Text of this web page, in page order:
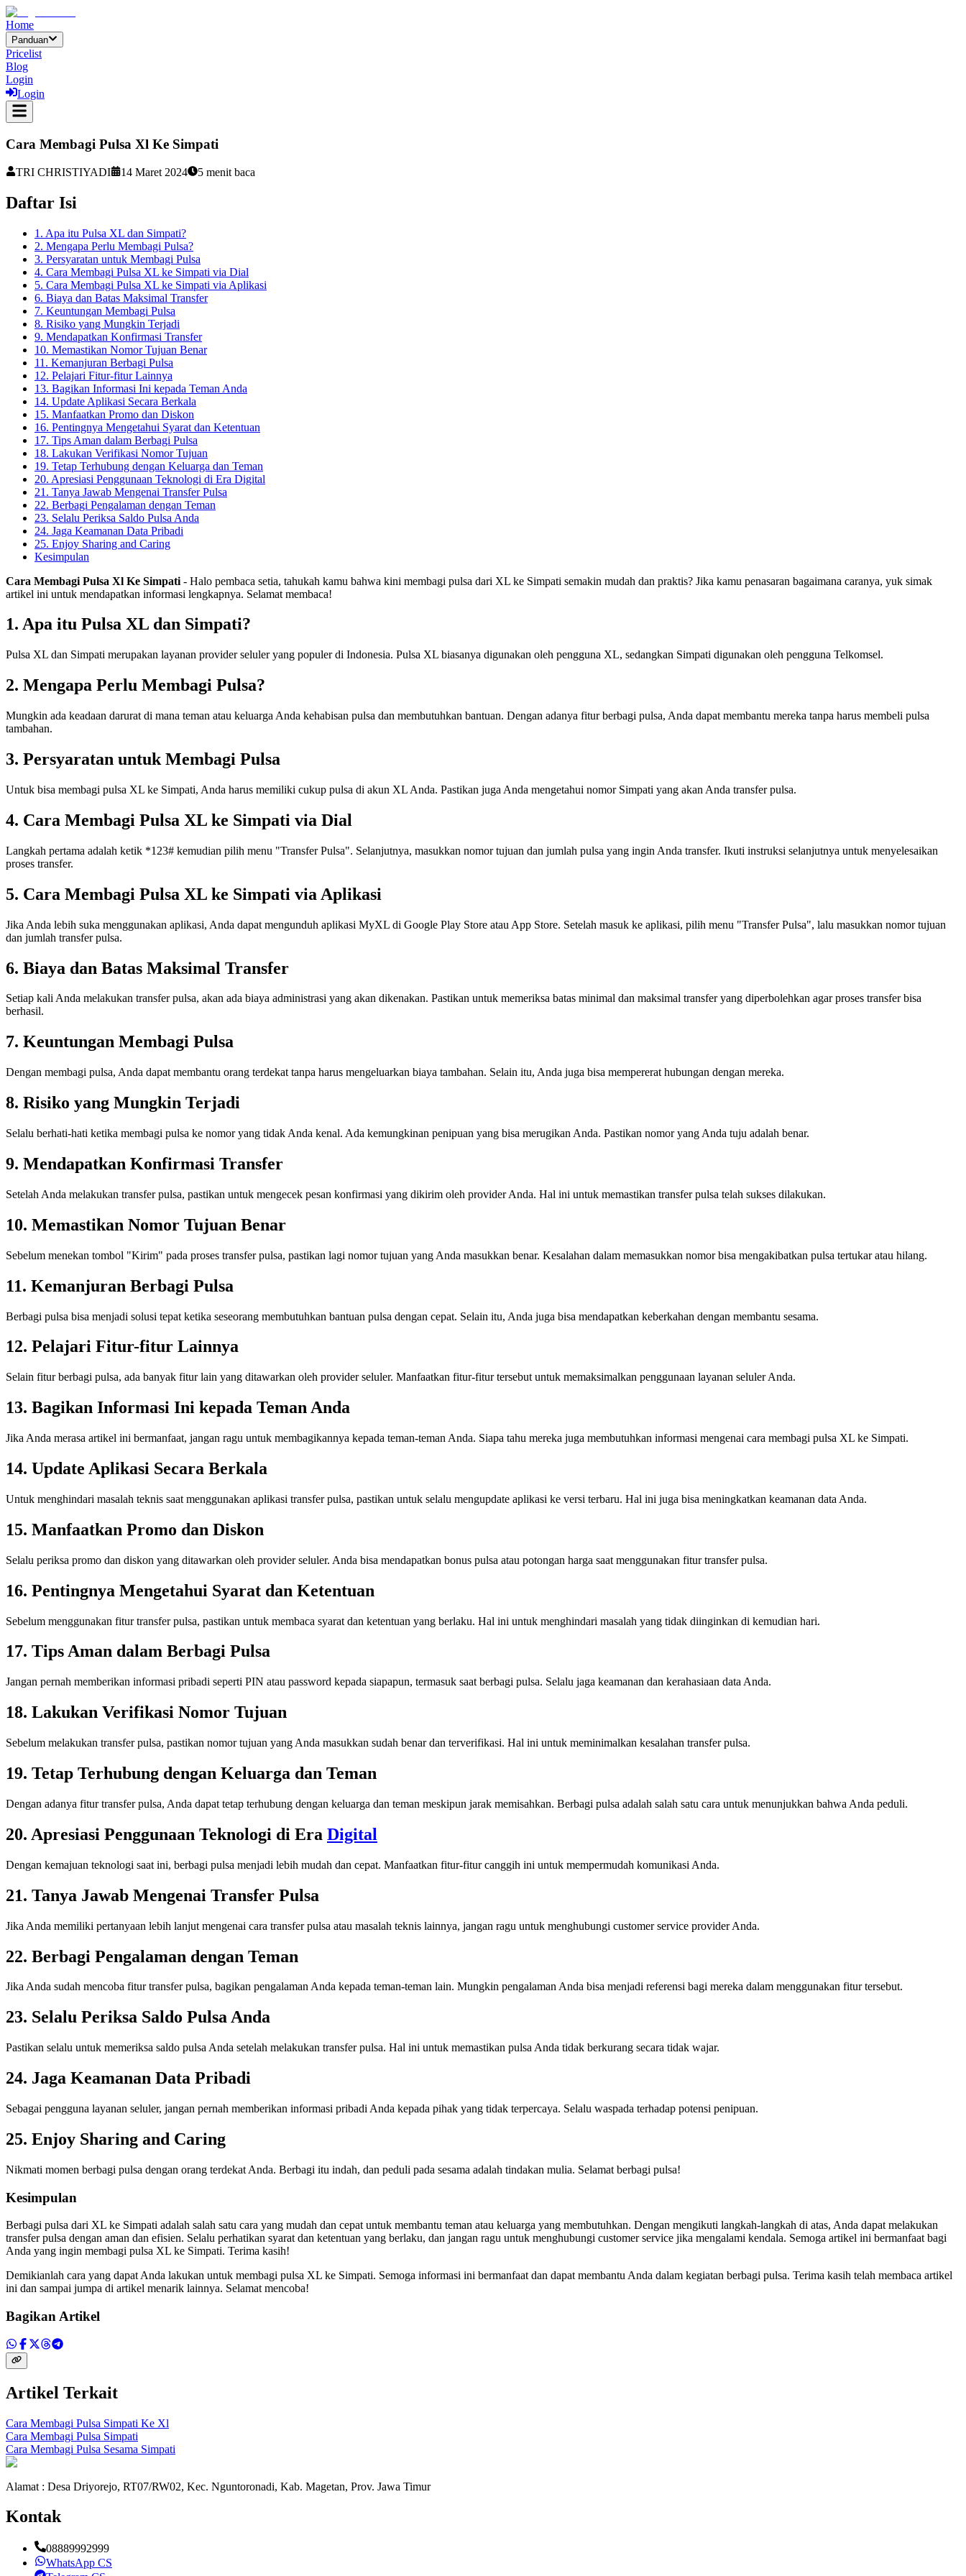
Home
Panduan
Pricelist
Blog
Login
Login
Cara Membagi Pulsa Xl Ke Simpati
TRI CHRISTIYADI 14 Maret 2024 5 menit baca
Daftar Isi
1. Apa itu Pulsa XL dan Simpati?
2. Mengapa Perlu Membagi Pulsa?
3. Persyaratan untuk Membagi Pulsa
4. Cara Membagi Pulsa XL ke Simpati via Dial
5. Cara Membagi Pulsa XL ke Simpati via Aplikasi
6. Biaya dan Batas Maksimal Transfer
7. Keuntungan Membagi Pulsa
8. Risiko yang Mungkin Terjadi
9. Mendapatkan Konfirmasi Transfer
10. Memastikan Nomor Tujuan Benar
11. Kemanjuran Berbagi Pulsa
12. Pelajari Fitur-fitur Lainnya
13. Bagikan Informasi Ini kepada Teman Anda
14. Update Aplikasi Secara Berkala
15. Manfaatkan Promo dan Diskon
16. Pentingnya Mengetahui Syarat dan Ketentuan
17. Tips Aman dalam Berbagi Pulsa
18. Lakukan Verifikasi Nomor Tujuan
19. Tetap Terhubung dengan Keluarga dan Teman
20. Apresiasi Penggunaan Teknologi di Era Digital
21. Tanya Jawab Mengenai Transfer Pulsa
22. Berbagi Pengalaman dengan Teman
23. Selalu Periksa Saldo Pulsa Anda
24. Jaga Keamanan Data Pribadi
25. Enjoy Sharing and Caring
Kesimpulan
Cara Membagi Pulsa Xl Ke Simpati - Halo pembaca setia, tahukah kamu bahwa kini membagi pulsa dari XL ke Simpati semakin mudah dan praktis? Jika kamu penasaran bagaimana caranya, yuk simak
artikel ini untuk mendapatkan informasi lengkapnya. Selamat membaca!
1. Apa itu Pulsa XL dan Simpati?
Pulsa XL dan Simpati merupakan layanan provider seluler yang populer di Indonesia. Pulsa XL biasanya digunakan oleh pengguna XL, sedangkan Simpati digunakan oleh pengguna Telkomsel.
2. Mengapa Perlu Membagi Pulsa?
Mungkin ada keadaan darurat di mana teman atau keluarga Anda kehabisan pulsa dan membutuhkan bantuan. Dengan adanya fitur berbagi pulsa, Anda dapat membantu mereka tanpa harus membeli pulsa
tambahan.
3. Persyaratan untuk Membagi Pulsa
Untuk bisa membagi pulsa XL ke Simpati, Anda harus memiliki cukup pulsa di akun XL Anda. Pastikan juga Anda mengetahui nomor Simpati yang akan Anda transfer pulsa.
4. Cara Membagi Pulsa XL ke Simpati via Dial
Langkah pertama adalah ketik *123# kemudian pilih menu "Transfer Pulsa". Selanjutnya, masukkan nomor tujuan dan jumlah pulsa yang ingin Anda transfer. Ikuti instruksi selanjutnya untuk menyelesaikan
proses transfer.
5. Cara Membagi Pulsa XL ke Simpati via Aplikasi
Jika Anda lebih suka menggunakan aplikasi, Anda dapat mengunduh aplikasi MyXL di Google Play Store atau App Store. Setelah masuk ke aplikasi, pilih menu "Transfer Pulsa", lalu masukkan nomor tujuan
dan jumlah transfer pulsa.
6. Biaya dan Batas Maksimal Transfer
Setiap kali Anda melakukan transfer pulsa, akan ada biaya administrasi yang akan dikenakan. Pastikan untuk memeriksa batas minimal dan maksimal transfer yang diperbolehkan agar proses transfer bisa
berhasil.
7. Keuntungan Membagi Pulsa
Dengan membagi pulsa, Anda dapat membantu orang terdekat tanpa harus mengeluarkan biaya tambahan. Selain itu, Anda juga bisa mempererat hubungan dengan mereka.
8. Risiko yang Mungkin Terjadi
Selalu berhati-hati ketika membagi pulsa ke nomor yang tidak Anda kenal. Ada kemungkinan penipuan yang bisa merugikan Anda. Pastikan nomor yang Anda tuju adalah benar.
9. Mendapatkan Konfirmasi Transfer
Setelah Anda melakukan transfer pulsa, pastikan untuk mengecek pesan konfirmasi yang dikirim oleh provider Anda. Hal ini untuk memastikan transfer pulsa telah sukses dilakukan.
10. Memastikan Nomor Tujuan Benar
Sebelum menekan tombol "Kirim" pada proses transfer pulsa, pastikan lagi nomor tujuan yang Anda masukkan benar. Kesalahan dalam memasukkan nomor bisa mengakibatkan pulsa tertukar atau hilang.
11. Kemanjuran Berbagi Pulsa
Berbagi pulsa bisa menjadi solusi tepat ketika seseorang membutuhkan bantuan pulsa dengan cepat. Selain itu, Anda juga bisa mendapatkan keberkahan dengan membantu sesama.
12. Pelajari Fitur-fitur Lainnya
Selain fitur berbagi pulsa, ada banyak fitur lain yang ditawarkan oleh provider seluler. Manfaatkan fitur-fitur tersebut untuk memaksimalkan penggunaan layanan seluler Anda.
13. Bagikan Informasi Ini kepada Teman Anda
Jika Anda merasa artikel ini bermanfaat, jangan ragu untuk membagikannya kepada teman-teman Anda. Siapa tahu mereka juga membutuhkan informasi mengenai cara membagi pulsa XL ke Simpati.
14. Update Aplikasi Secara Berkala
Untuk menghindari masalah teknis saat menggunakan aplikasi transfer pulsa, pastikan untuk selalu mengupdate aplikasi ke versi terbaru. Hal ini juga bisa meningkatkan keamanan data Anda.
15. Manfaatkan Promo dan Diskon
Selalu periksa promo dan diskon yang ditawarkan oleh provider seluler. Anda bisa mendapatkan bonus pulsa atau potongan harga saat menggunakan fitur transfer pulsa.
16. Pentingnya Mengetahui Syarat dan Ketentuan
Sebelum menggunakan fitur transfer pulsa, pastikan untuk membaca syarat dan ketentuan yang berlaku. Hal ini untuk menghindari masalah yang tidak diinginkan di kemudian hari.
17. Tips Aman dalam Berbagi Pulsa
Jangan pernah memberikan informasi pribadi seperti PIN atau password kepada siapapun, termasuk saat berbagi pulsa. Selalu jaga keamanan dan kerahasiaan data Anda.
18. Lakukan Verifikasi Nomor Tujuan
Sebelum melakukan transfer pulsa, pastikan nomor tujuan yang Anda masukkan sudah benar dan terverifikasi. Hal ini untuk meminimalkan kesalahan transfer pulsa.
19. Tetap Terhubung dengan Keluarga dan Teman
Dengan adanya fitur transfer pulsa, Anda dapat tetap terhubung dengan keluarga dan teman meskipun jarak memisahkan. Berbagi pulsa adalah salah satu cara untuk menunjukkan bahwa Anda peduli.
20. Apresiasi Penggunaan Teknologi di Era Digital
Dengan kemajuan teknologi saat ini, berbagi pulsa menjadi lebih mudah dan cepat. Manfaatkan fitur-fitur canggih ini untuk mempermudah komunikasi Anda.
21. Tanya Jawab Mengenai Transfer Pulsa
Jika Anda memiliki pertanyaan lebih lanjut mengenai cara transfer pulsa atau masalah teknis lainnya, jangan ragu untuk menghubungi customer service provider Anda.
22. Berbagi Pengalaman dengan Teman
Jika Anda sudah mencoba fitur transfer pulsa, bagikan pengalaman Anda kepada teman-teman lain. Mungkin pengalaman Anda bisa menjadi referensi bagi mereka dalam menggunakan fitur tersebut.
23. Selalu Periksa Saldo Pulsa Anda
Pastikan selalu untuk memeriksa saldo pulsa Anda setelah melakukan transfer pulsa. Hal ini untuk memastikan pulsa Anda tidak berkurang secara tidak wajar.
24. Jaga Keamanan Data Pribadi
Sebagai pengguna layanan seluler, jangan pernah memberikan informasi pribadi Anda kepada pihak yang tidak terpercaya. Selalu waspada terhadap potensi penipuan.
25. Enjoy Sharing and Caring
Nikmati momen berbagi pulsa dengan orang terdekat Anda. Berbagi itu indah, dan peduli pada sesama adalah tindakan mulia. Selamat berbagi pulsa!
Kesimpulan
Berbagi pulsa dari XL ke Simpati adalah salah satu cara yang mudah dan cepat untuk membantu teman atau keluarga yang membutuhkan. Dengan mengikuti langkah-langkah di atas, Anda dapat melakukan
transfer pulsa dengan aman dan efisien. Selalu perhatikan syarat dan ketentuan yang berlaku, dan jangan ragu untuk menghubungi customer service jika mengalami kendala. Semoga artikel ini bermanfaat bagi
Anda yang ingin membagi pulsa XL ke Simpati. Terima kasih!
Demikianlah cara yang dapat Anda lakukan untuk membagi pulsa XL ke Simpati. Semoga informasi ini bermanfaat dan dapat membantu Anda dalam kegiatan berbagi pulsa. Terima kasih telah membaca artikel
ini dan sampai jumpa di artikel menarik lainnya. Selamat mencoba!
Bagikan Artikel
Artikel Terkait
Cara Membagi Pulsa Simpati Ke Xl
Cara Membagi Pulsa Simpati
Cara Membagi Pulsa Sesama Simpati
Alamat : Desa Driyorejo, RT07/RW02, Kec. Nguntoronadi, Kab. Magetan, Prov. Jawa Timur
Kontak
08889992999
WhatsApp CS